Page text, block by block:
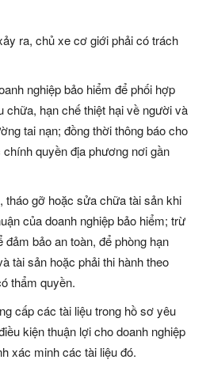
ra, chủ xe cơ giới phải có trách
nghiệp bảo hiểm để phối hợp
chữa, hạn chế thiệt hại về người và
tai nạn; đồng thời thông báo cho
quyền địa phương nơi gần
tháo gỡ hoặc sửa chữa tài sản khi
của doanh nghiệp bảo hiểm; trừ
bảo an toàn, để phòng hạn
tài sản hoặc phải thi hành theo
thẩm quyền.
cấp các tài liệu trong hồ sơ yêu
kiện thuận lợi cho doanh nghiệp
xác minh các tài liệu đó.